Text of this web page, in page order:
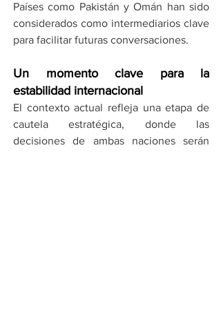
Países como Pakistán y Omán han sido
considerados como intermediarios clave
para facilitar futuras conversaciones.
Un momento clave para la
estabilidad internacional
El contexto actual refleja una etapa de
cautela estratégica, donde las
decisiones de ambas naciones serán